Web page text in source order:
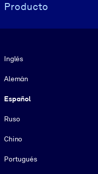
Producto
Inglés
Alemán
Español
Ruso
Chino
Portugués